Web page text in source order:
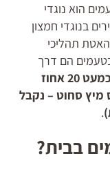
הוא נוגדי
בנוגדי חמצון
תהליכי
הם דרך
כמעט 20 אחוז
מיץ סחוט – נקבל
.
בבית?